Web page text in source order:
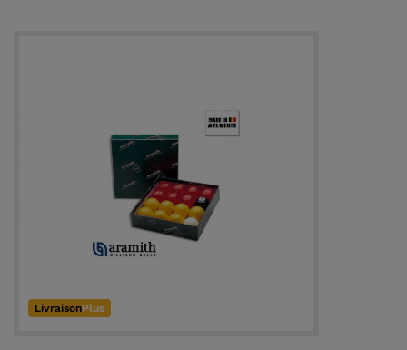
LivraisonPlus